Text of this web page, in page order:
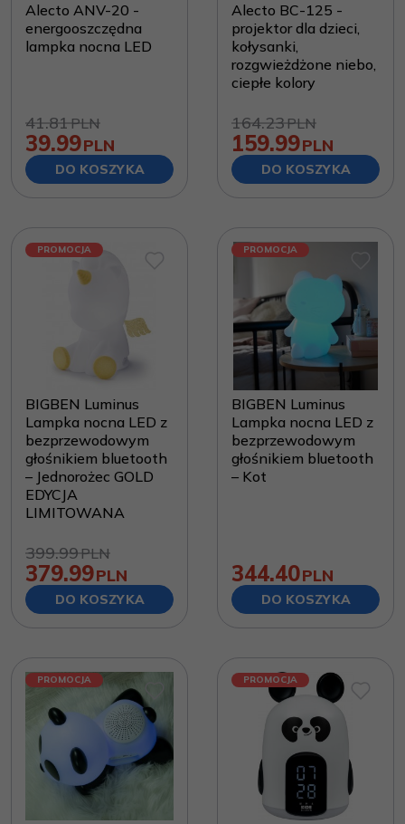
Alecto ANV-20 -
energooszczędna
lampka nocna LED
41.81PLN
39.99PLN
DO KOSZYKA
Alecto BC-125 -
projektor dla dzieci,
kołysanki,
rozgwieżdżone niebo,
ciepłe kolory
164.23PLN
159.99PLN
DO KOSZYKA
PROMOCJA
BIGBEN Luminus
Lampka nocna LED z
bezprzewodowym
głośnikiem bluetooth
– Jednorożec GOLD
EDYCJA
LIMITOWANA
399.99PLN
379.99PLN
DO KOSZYKA
PROMOCJA
BIGBEN Luminus
Lampka nocna LED z
bezprzewodowym
głośnikiem bluetooth
– Kot
344.40PLN
DO KOSZYKA
PROMOCJA PROMOCJA